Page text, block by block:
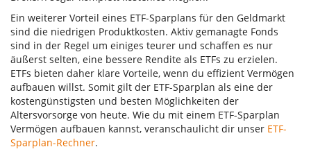
Ein weiterer Vorteil eines ETF-Sparplans für den Geldmarkt
sind die niedrigen Produktkosten. Aktiv gemanagte Fonds
sind in der Regel um einiges teurer und schaffen es nur
äußerst selten, eine bessere Rendite als ETFs zu erzielen.
ETFs bieten daher klare Vorteile, wenn du effizient Vermögen
aufbauen willst. Somit gilt der ETF-Sparplan als eine der
kostengünstigsten und besten Möglichkeiten der
Altersvorsorge von heute. Wie du mit einem ETF-Sparplan
Vermögen aufbauen kannst, veranschaulicht dir unser ETF-
Sparplan-Rechner.